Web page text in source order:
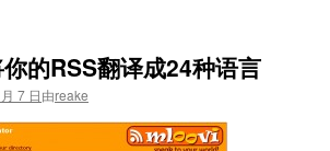
的RSS翻译成24种语言
7 日由reake